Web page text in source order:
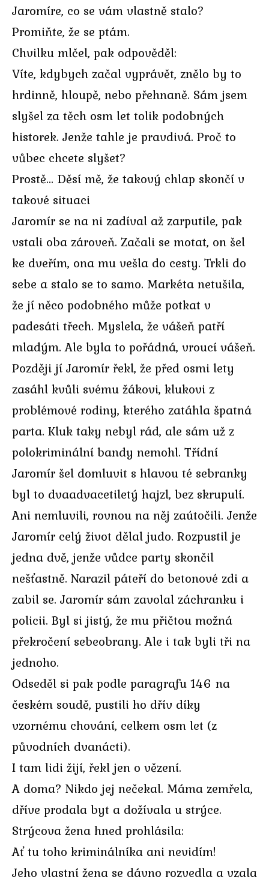
Jaromíre, co se vám vlastně stalo?
Promiňte, že se ptám.
Chvilku mlčel, pak odpověděl:
Víte, kdybych začal vyprávět, znělo by to
hrdinně, hloupě, nebo přehnaně. Sám jsem
slyšel za těch osm let tolik podobných
historek. Jenže tahle je pravdivá. Proč to
vůbec chcete slyšet?
Prostě… Děsí mě, že takový chlap skončí v
takové situaci
Jaromír se na ni zadíval až zarputile, pak
vstali oba zároveň. Začali se motat, on šel
ke dveřím, ona mu vešla do cesty. Trkli do
sebe a stalo se to samo. Markéta netušila,
že jí něco podobného může potkat v
padesáti třech. Myslela, že vášeň patří
mladým. Ale byla to pořádná, vroucí vášeň.
Později jí Jaromír řekl, že před osmi lety
zasáhl kvůli svému žákovi, klukovi z
problémové rodiny, kterého zatáhla špatná
parta. Kluk taky nebyl rád, ale sám už z
polokriminální bandy nemohl. Třídní
Jaromír šel domluvit s hlavou té sebranky
byl to dvaadvacetiletý hajzl, bez skrupulí.
Ani nemluvili, rovnou na něj zaútočili. Jenže
Jaromír celý život dělal judo. Rozpustil je
jedna dvě, jenže vůdce party skončil
nešťastně. Narazil páteří do betonové zdi a
zabil se. Jaromír sám zavolal záchranku i
policii. Byl si jistý, že mu přičtou možná
překročení sebeobrany. Ale i tak byli tři na
jednoho.
Odseděl si pak podle paragrafu 146 na
českém soudě, pustili ho dřív díky
vzornému chování, celkem osm let (z
původních dvanácti).
I tam lidi žijí, řekl jen o vězení.
A doma? Nikdo jej nečekal. Máma zemřela,
dříve prodala byt a dožívala u strýce.
Strýcova žena hned prohlásila:
Ať tu toho kriminálníka ani nevidím!
Jeho vlastní žena se dávno rozvedla a vzala